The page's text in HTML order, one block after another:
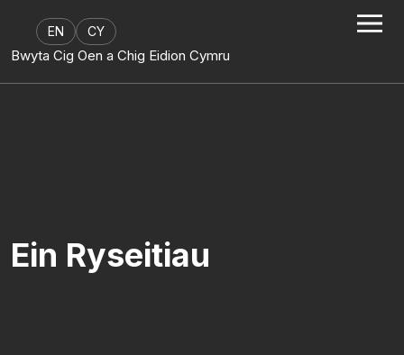
EN CY
Bwyta Cig Oen a Chig Eidion Cymru
Ein Ryseitiau